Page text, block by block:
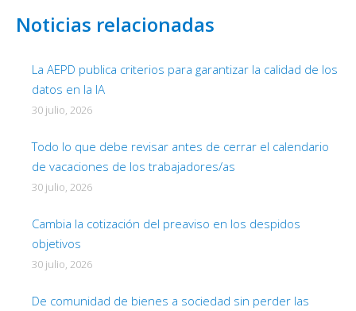
Noticias relacionadas
La AEPD publica criterios para garantizar la calidad de los
datos en la IA
30 julio, 2026
Todo lo que debe revisar antes de cerrar el calendario
de vacaciones de los trabajadores/as
30 julio, 2026
Cambia la cotización del preaviso en los despidos
objetivos
30 julio, 2026
De comunidad de bienes a sociedad sin perder las